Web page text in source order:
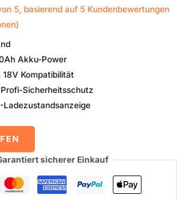
5, basierend auf 5 Kundenbewertungen
Akku-Power
18V Kompatibilität
Sicherheitsschutz
Ladezustandsanzeige
sicherer Einkauf